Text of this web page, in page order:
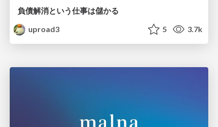
負債解消という仕事は儲かる
uproad3
5 3.7k